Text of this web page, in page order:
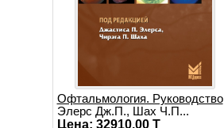
Офтальмология. Руководство
Элерс Дж.П., Шах Ч.П...
Цена: 32910.00 T